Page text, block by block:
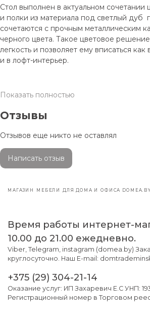
Стол выполнен в актуальном сочетании
и полки из материала под светлый дуб
сочетаются с прочным металлическим
черного цвета. Такое цветовое
легкость и позволяет ему вписаться как
и в лофт-интерьер.
Уникальная функциональность
использовать его для совместной
содержимому с обеих сторон.
Модель имеетудобную надстройку
обеспечивает дополнительное место
монитора, помогая поддерживать
для работы за компьютером, так и для
предлагая достаточно места для
всех необходимых предметов.
Материал
Показать полностью
Отзывы
Отзывов еще никто не оставлял
Написать отзыв
МАГАЗИН МЕБЕЛИ ДЛЯ ДОМА И ОФИСА DOMEA.BY
Время работы интернет-
10.00 до 21.00 ежедневно.
Viber, Telegram, instagram (domea.by)
круглосуточно. Наш E-mail:
+375 (29) 304-21-14
Оказание услуг: ИП Захаревич Е.С УНП:
Регистрационный номер в Торговом